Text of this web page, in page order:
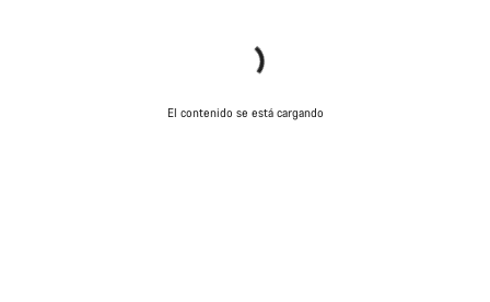
El contenido se está cargando